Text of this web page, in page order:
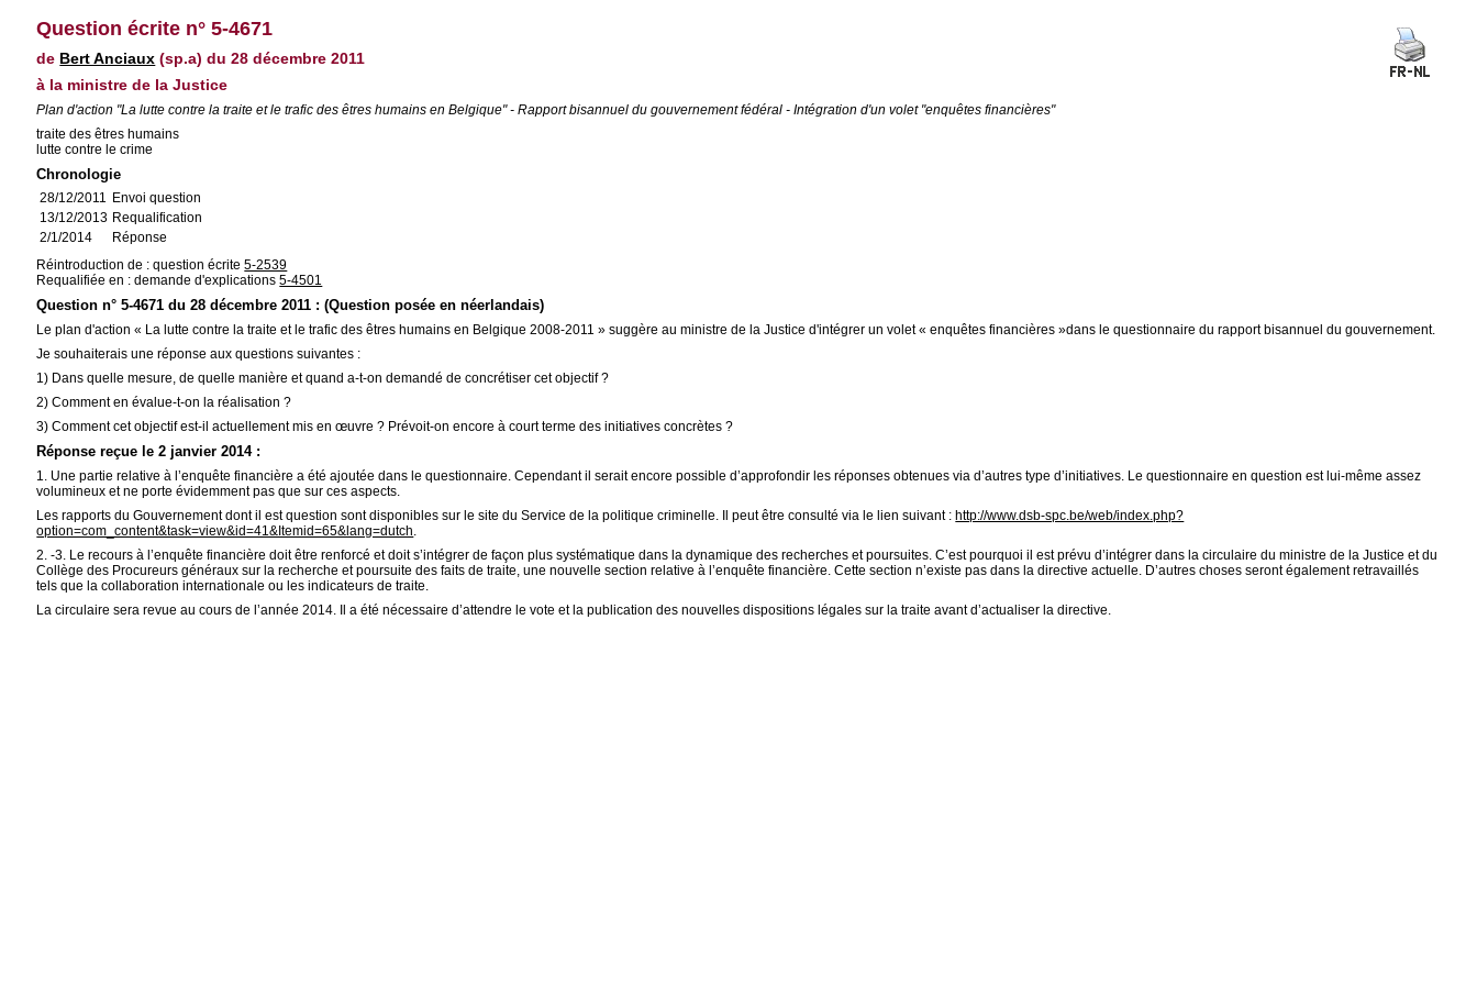
Question écrite n° 5-4671
de Bert Anciaux (sp.a) du 28 décembre 2011
à la ministre de la Justice
Plan d'action "La lutte contre la traite et le trafic des êtres humains en Belgique" - Rapport bisannuel du gouvernement fédéral - Intégration d'un volet "enquêtes financières"
traite des êtres humains
lutte contre le crime
Chronologie
28/12/2011 Envoi question
13/12/2013 Requalification
2/1/2014
Réponse
Réintroduction de : question écrite5-2539
Requalifiée en : demande d'explications5-4501
Question n° 5-4671 du 28 décembre 2011 : (Question posée en néerlandais)
Le plan d'action « La lutte contre la traite et le trafic des êtres humains en Belgique 2008-2011 » suggère au ministre de la Justice d'intégrer un volet « enquêtes financières »dans le questionnaire du rapport bisannuel du gouvernement.
Je souhaiterais une réponse aux questions suivantes :
1) Dans quelle mesure, de quelle manière et quand a-t-on demandé de concrétiser cet objectif ?
2) Comment en évalue-t-on la réalisation ?
3) Comment cet objectif est-il actuellement mis en œuvre ? Prévoit-on encore à court terme des initiatives concrètes ?
Réponse reçue le 2 janvier 2014 :
1. Une partie relative à l’enquête financière a été ajoutée dans le questionnaire. Cependant il serait encore possible d’approfondir les réponses obtenues via d’autres type d’initiatives. Le questionnaire en question est lui-même assez
volumineux et ne porte évidemment pas que sur ces aspects.
Les rapports du Gouvernement dont il est question sont disponibles sur le site du Service de la politique criminelle. Il peut être consulté via le lien suivant : http://www.dsb-spc.be/web/index.php?
option=com_content&task=view&id=41&Itemid=65&lang=dutch.
2. -3. Le recours à l’enquête financière doit être renforcé et doit s’intégrer de façon plus systématique dans la dynamique des recherches et poursuites. C’est pourquoi il est prévu d’intégrer dans la circulaire du ministre de la Justice et du
Collège des Procureurs généraux sur la recherche et poursuite des faits de traite, une nouvelle section relative à l’enquête financière. Cette section n’existe pas dans la directive actuelle. D’autres choses seront également retravaillés
tels que la collaboration internationale ou les indicateurs de traite.
La circulaire sera revue au cours de l’année 2014. Il a été nécessaire d’attendre le vote et la publication des nouvelles dispositions légales sur la traite avant d’actualiser la directive.